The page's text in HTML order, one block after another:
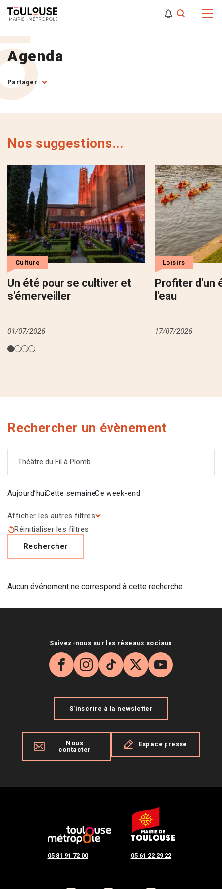
Agenda
Partager
Nos suggestions...
Un été pour se cultiver et
s'émerveiller
Culture
01/07/2026
Profiter d'un
l'eau
Loisirs
17/07/2026
Rechercher un évènement
Aujourd’huiCette semaineCe week-end
Afficher les autres filtres
Réinitialiser les filtres
Rechercher
Aucun événement ne correspond à cette recherche
05 81 91 72 00 05 61 22 29 22
Suivez-nous sur les réseaux sociaux
Facebook
Instagram
TikTok
X YouTube
S'inscrire à la newsletter
Nous
contacter
Espace presse